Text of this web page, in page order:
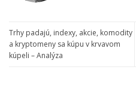
Trhy padajú, indexy, akcie, komodity
a kryptomeny sa kúpu v krvavom
kúpeli – Analýza